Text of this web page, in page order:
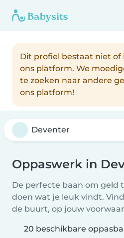
Dit profiel bestaat niet of
ons platform. We
te zoeken naar andere
ons platform!
Oppaswerk in
De perfecte baan om geld
doen wat je leuk vindt.
de buurt, op jouw
20 beschikbare